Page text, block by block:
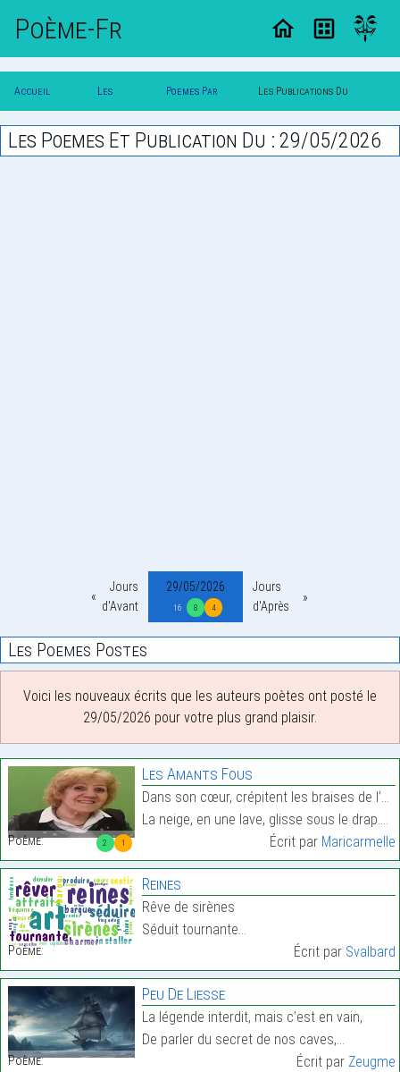
Poème-Fr
Accueil
Poesie
Les
Poesies
Poemes Par Les Publications Du
29/05/2026
Les Poemes Et Publication Du : 29/05/2026
Jours
d'Avant
29/05/2026
16 8 4
Jours
d'Après
Les Poemes Postes
Voici les nouveaux écrits que les auteurs poètes ont posté le
29/05/2026 pour votre plus grand plaisir.
2 1
Poème:
Les Amants Fous
Dans son cœur, crépitent les braises de l’Etna
La neige, en une lave, glisse sous le drap.…
Écrit par Maricarmelle
Poème:
Reines
Rêve de sirènes
Séduit tournante…
Écrit par Svalbard
Poème:
Peu De Liesse
La légende interdit, mais c’est en vain,
De parler du secret de nos caves,…
Écrit par Zeugme